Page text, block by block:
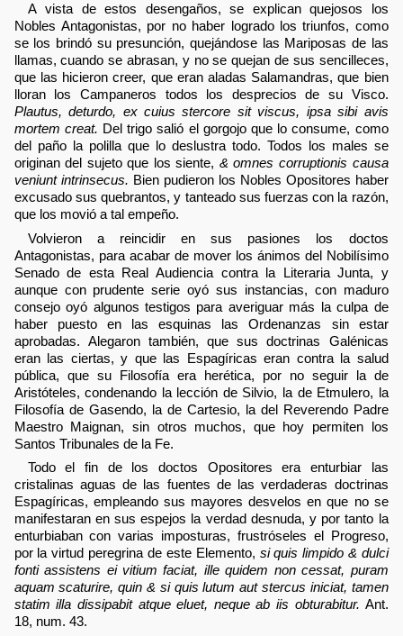
A vista de estos desengaños, se explican quejosos los
Nobles Antagonistas, por no haber logrado los triunfos, como
se los brindó su presunción, quejándose las Mariposas de las
llamas, cuando se abrasan, y no se quejan de sus sencilleces,
que las hicieron creer, que eran aladas Salamandras, que bien
lloran los Campaneros todos los desprecios de su Visco.
Plautus, deturdo, ex cuius stercore sit viscus, ipsa sibi avis
mortem creat. Del trigo salió el gorgojo que lo consume, como
del paño la polilla que lo deslustra todo. Todos los males se
originan del sujeto que los siente, & omnes corruptionis causa
veniunt intrinsecus. Bien pudieron los Nobles Opositores haber
excusado sus quebrantos, y tanteado sus fuerzas con la razón,
que los movió a tal empeño.
Volvieron a reincidir en sus pasiones los doctos
Antagonistas, para acabar de mover los ánimos del Nobilísimo
Senado de esta Real Audiencia contra la Literaria Junta, y
aunque con prudente serie oyó sus instancias, con maduro
consejo oyó algunos testigos para averiguar más la culpa de
haber puesto en las esquinas las Ordenanzas sin estar
aprobadas. Alegaron también, que sus doctrinas Galénicas
eran las ciertas, y que las Espagíricas eran contra la salud
pública, que su Filosofía era herética, por no seguir la de
Aristóteles, condenando la lección de Silvio, la de Etmulero, la
Filosofía de Gasendo, la de Cartesio, la del Reverendo Padre
Maestro Maignan, sin otros muchos, que hoy permiten los
Santos Tribunales de la Fe.
Todo el fin de los doctos Opositores era enturbiar las
cristalinas aguas de las fuentes de las verdaderas doctrinas
Espagíricas, empleando sus mayores desvelos en que no se
manifestaran en sus espejos la verdad desnuda, y por tanto la
enturbiaban con varias imposturas, frustróseles el Progreso,
por la virtud peregrina de este Elemento, si quis limpido & dulci
fonti assistens ei vitium faciat, ille quidem non cessat, puram
aquam scaturire, quin & si quis lutum aut stercus iniciat, tamen
statim illa dissipabit atque eluet, neque ab iis obturabitur. Ant.
18, num. 43.